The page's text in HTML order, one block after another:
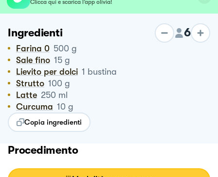
Clicca qui e scarica l’app olivia!
Ingredienti 6
Farina 0 500 g
Sale fino 15 g
Lievito per dolci 1 bustina
Strutto 100 g
Latte 250 ml
Curcuma 10 g
Copia ingredienti
Procedimento